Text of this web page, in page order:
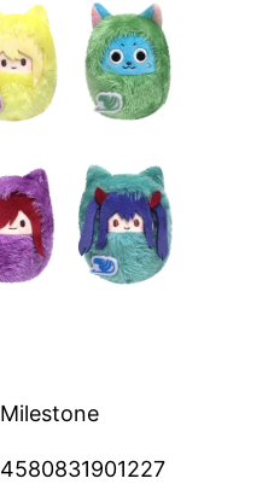
Milestone
4580831901227